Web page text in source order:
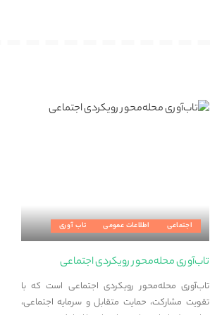
اجتماعی اطلاعات عمومی تاب آوری
تاب‌آوری محله‌محور رویکردی اجتماعی
تاب‌آوری محله‌محور رویکردی اجتماعی است که با
تقویت مشارکت، حمایت متقابل و سرمایه اجتماعی،